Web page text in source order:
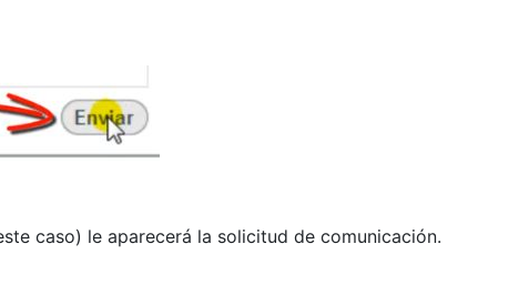
caso) le aparecerá la solicitud de comunicación.